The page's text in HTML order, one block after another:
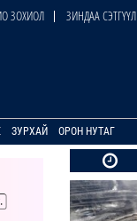
ЗОХИОЛ ЗИНДАА СЭТГҮҮЛ
ЗУРХАЙ ОРОН НУТАГ